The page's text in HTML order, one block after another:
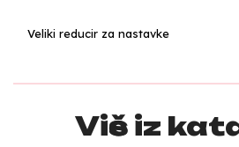
Veliki reducir za nastavke
Više iz